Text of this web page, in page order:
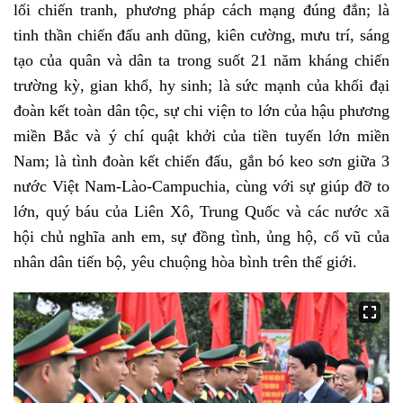
lối chiến tranh, phương pháp cách mạng đúng đắn; là
tinh thần chiến đấu anh dũng, kiên cường, mưu trí, sáng
tạo của quân và dân ta trong suốt 21 năm kháng chiến
trường kỳ, gian khổ, hy sinh; là sức mạnh của khối đại
đoàn kết toàn dân tộc, sự chi viện to lớn của hậu phương
miền Bắc và ý chí quật khởi của tiền tuyến lớn miền
Nam; là tình đoàn kết chiến đấu, gắn bó keo sơn giữa 3
nước Việt Nam-Lào-Campuchia, cùng với sự giúp đỡ to
lớn, quý báu của Liên Xô, Trung Quốc và các nước xã
hội chủ nghĩa anh em, sự đồng tình, ủng hộ, cổ vũ của
nhân dân tiến bộ, yêu chuộng hòa bình trên thế giới.